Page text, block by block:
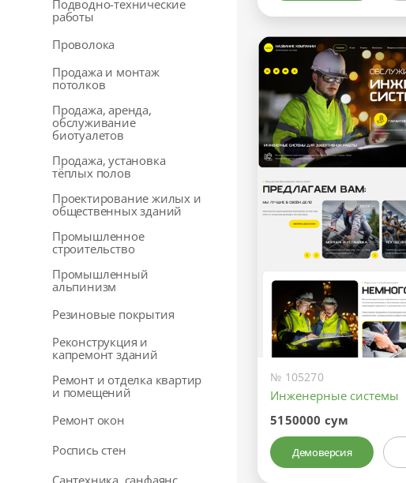
Подводно-технические
работы
Проволока
Продажа и монтаж
потолков
Продажа, аренда,
обслуживание
биотуалетов
Продажа, установка
тёплых полов
Проектирование жилых и
общественных зданий
Промышленное
строительство
Промышленный
альпинизм
Резиновые покрытия
Реконструкция и
капремонт зданий
Ремонт и отделка квартир
и помещений
Ремонт окон
Роспись стен
Сантехника, санфаянс
№ 105270
Инженерные системы
5150000 сум
Демоверсия